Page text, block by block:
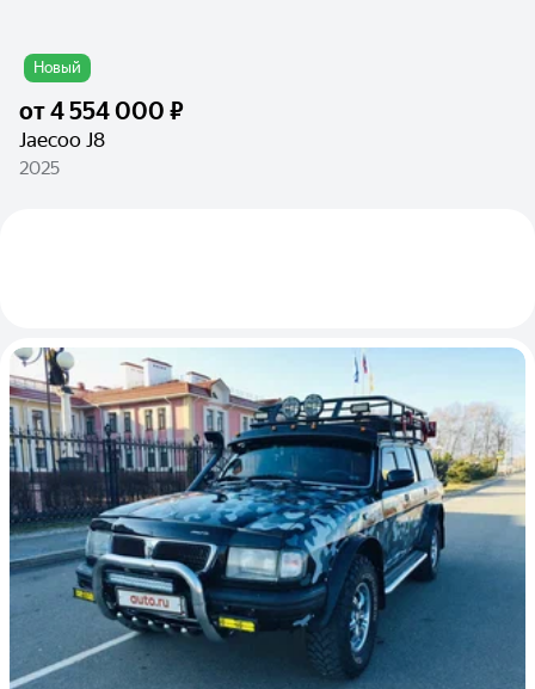
Новый
от4 554 000 ₽
Jaecoo J8
2025